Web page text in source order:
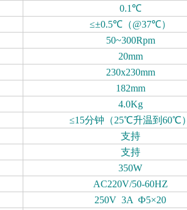
0.1℃
≤±0.5℃（@37℃）
50~300Rpm
20mm
230x230mm
182mm
4.0Kg
≤15分钟（25℃升温到60℃）
支持
支持
350W
AC220V/50-60HZ
250V 3A Ф5×20